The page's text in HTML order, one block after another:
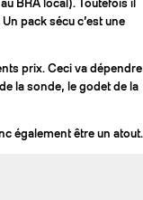
BRA local). Toutefois il
pack sécu c’est une
prix. Ceci va dépendre
la sonde, le godet de la
également être un atout.